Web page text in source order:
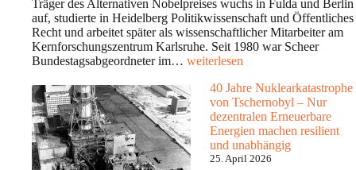
Träger des Alternativen Nobelpreises wuchs in Fulda und Berlin
auf, studierte in Heidelberg Politikwissenschaft und Öffentliches
Recht und arbeitet später als wissenschaftlicher Mitarbeiter am
Kernforschungszentrum Karlsruhe. Seit 1980 war Scheer
Bundestagsabgeordneter im… Zum
Geburtstag
von
Hermann
Scheer
weiterlesen
40 Jahre Nuklearkatastrophe
von Tschernobyl – Nur
dezentralen Erneuerbare
Energien machen resilient
und unabhängig
25. April 2026